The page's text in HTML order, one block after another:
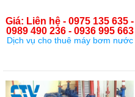
Giá: Liên hệ - 0975 135 635 -
0989 490 236 - 0936 995 663
Dịch vụ cho thuê máy bơm nước